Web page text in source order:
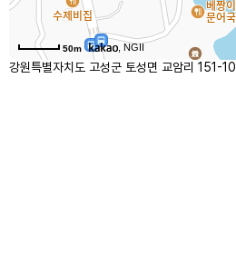
50m , NGII
강원특별자치도 고성군 토성면 교암리 151-10